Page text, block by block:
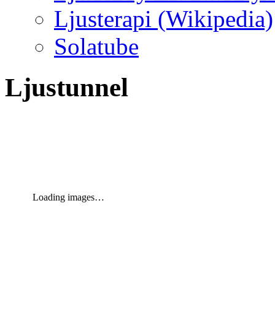
Ljusterapi (Wikipedia)
Solatube
Ljustunnel
Loading images…